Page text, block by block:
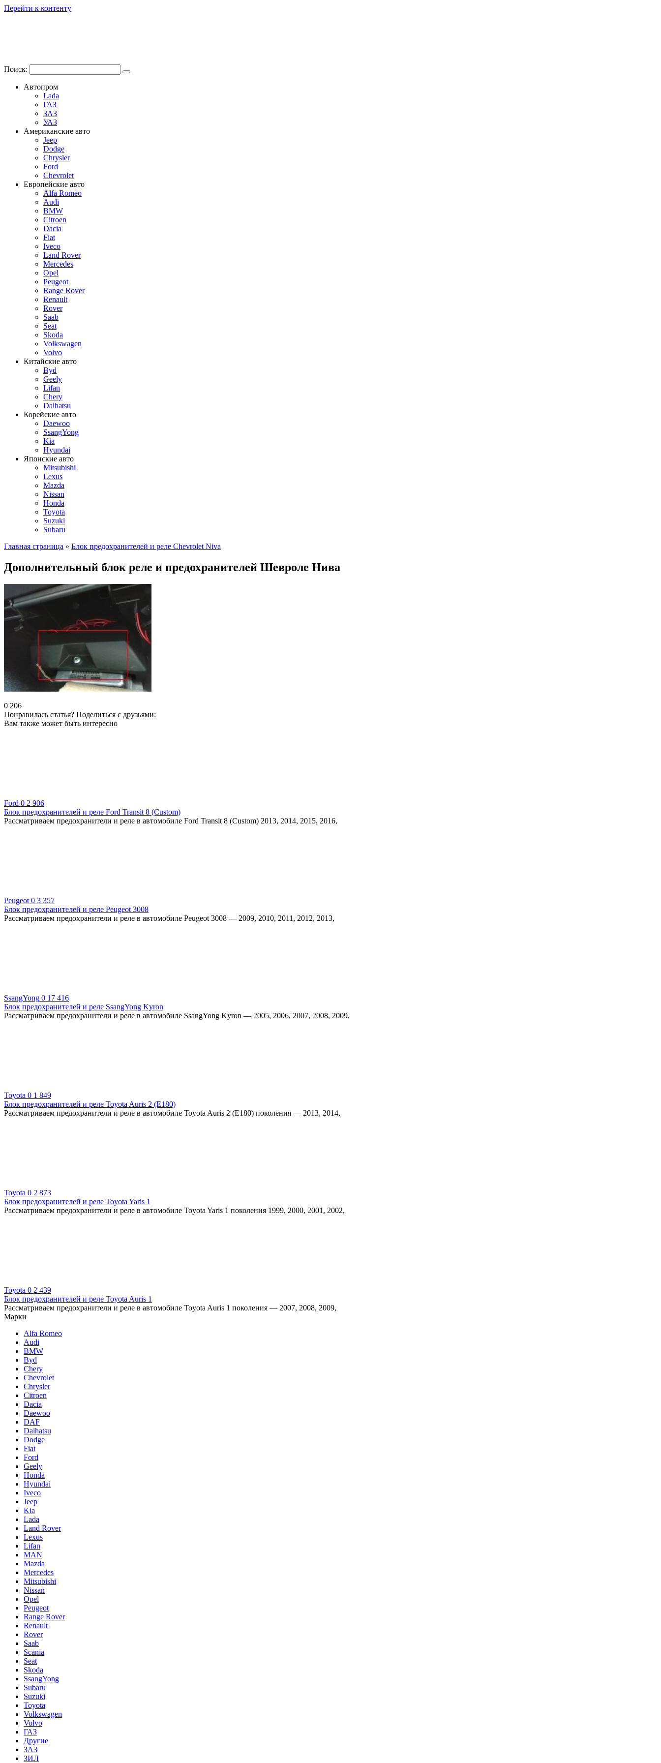
Перейти к контенту
Поиск:
Автопром
Lada
ГАЗ
ЗАЗ
УАЗ
Американские авто
Jeep
Dodge
Chrysler
Ford
Chevrolet
Европейские авто
Alfa Romeo
Audi
BMW
Citroen
Dacia
Fiat
Iveco
Land Rover
Mercedes
Opel
Peugeot
Range Rover
Renault
Rover
Saab
Seat
Skoda
Volkswagen
Volvo
Китайские авто
Byd
Geely
Lifan
Chery
Daihatsu
Корейские авто
Daewoo
SsangYong
Kia
Hyundai
Японские авто
Mitsubishi
Lexus
Mazda
Nissan
Honda
Toyota
Suzuki
Subaru
Главная страница » Блок предохранителей и реле Chevrolet Niva
Дополнительный блок реле и предохранителей Шевроле Нива
0 206
Понравилась статья? Поделиться с друзьями:
Вам также может быть интересно
Ford 0 2 906
Блок предохранителей и реле Ford Transit 8 (Custom)
Рассматриваем предохранители и реле в автомобиле Ford Transit 8 (Custom) 2013, 2014, 2015, 2016,
Peugeot 0 3 357
Блок предохранителей и реле Peugeot 3008
Рассматриваем предохранители и реле в автомобиле Peugeot 3008 — 2009, 2010, 2011, 2012, 2013,
SsangYong 0 17 416
Блок предохранителей и реле SsangYong Kyron
Рассматриваем предохранители и реле в автомобиле SsangYong Kyron — 2005, 2006, 2007, 2008, 2009,
Toyota 0 1 849
Блок предохранителей и реле Toyota Auris 2 (E180)
Рассматриваем предохранители и реле в автомобиле Toyota Auris 2 (E180) поколения — 2013, 2014,
Toyota 0 2 873
Блок предохранителей и реле Toyota Yaris 1
Рассматриваем предохранители и реле в автомобиле Toyota Yaris 1 поколения 1999, 2000, 2001, 2002,
Toyota 0 2 439
Блок предохранителей и реле Toyota Auris 1
Рассматриваем предохранители и реле в автомобиле Toyota Auris 1 поколения — 2007, 2008, 2009,
Марки
Alfa Romeo
Audi
BMW
Byd
Chery
Chevrolet
Chrysler
Citroen
Dacia
Daewoo
DAF
Daihatsu
Dodge
Fiat
Ford
Geely
Honda
Hyundai
Iveco
Jeep
Kia
Lada
Land Rover
Lexus
Lifan
MAN
Mazda
Mercedes
Mitsubishi
Nissan
Opel
Peugeot
Range Rover
Renault
Rover
Saab
Scania
Seat
Skoda
SsangYong
Subaru
Suzuki
Toyota
Volkswagen
Volvo
ГАЗ
Другие
ЗАЗ
ЗИЛ